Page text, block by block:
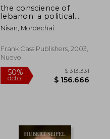
the conscience of
lebanon: a political
biography of etienne
sakr (abu-arz) (en
Nisan, Mordechai
Frank Cass Publishers, 2003,
Nuevo